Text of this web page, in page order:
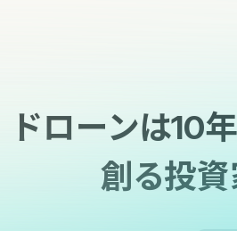
ドローンは10
創る投資